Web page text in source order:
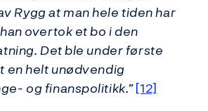
Rygg at man hele tiden har
overtok et bo i den
Det ble under første
en helt unødvendig
og finanspolitikk.”[12]